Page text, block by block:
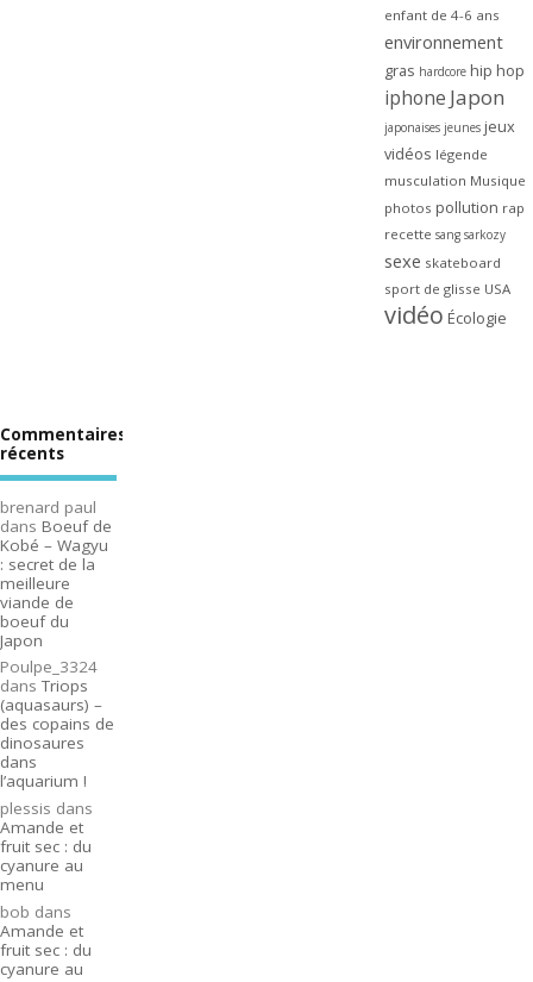
enfant de 4-6 ans
environnement
gras hardcore hip hop
iphone Japon
japonaises jeunes jeux
vidéos légende
musculation Musique
photos pollution rap
recette sang sarkozy
sexe skateboard
sport de glisse USA
vidéo Écologie
Commentaires
récents
brenard paul
dans Boeuf de
Kobé – Wagyu
: secret de la
meilleure
viande de
boeuf du
Japon
Poulpe_3324
dansTriops
(aquasaurs) –
des copains de
dinosaures
dans
l’aquarium !
plessis dans
Amande et
fruit sec : du
cyanure au
menu
bob dans
Amande et
fruit sec : du
cyanure au